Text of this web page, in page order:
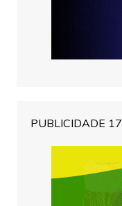
PUBLICIDADE 17